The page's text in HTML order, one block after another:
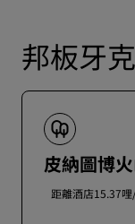
邦板牙
皮納圖博
距離酒店15.37